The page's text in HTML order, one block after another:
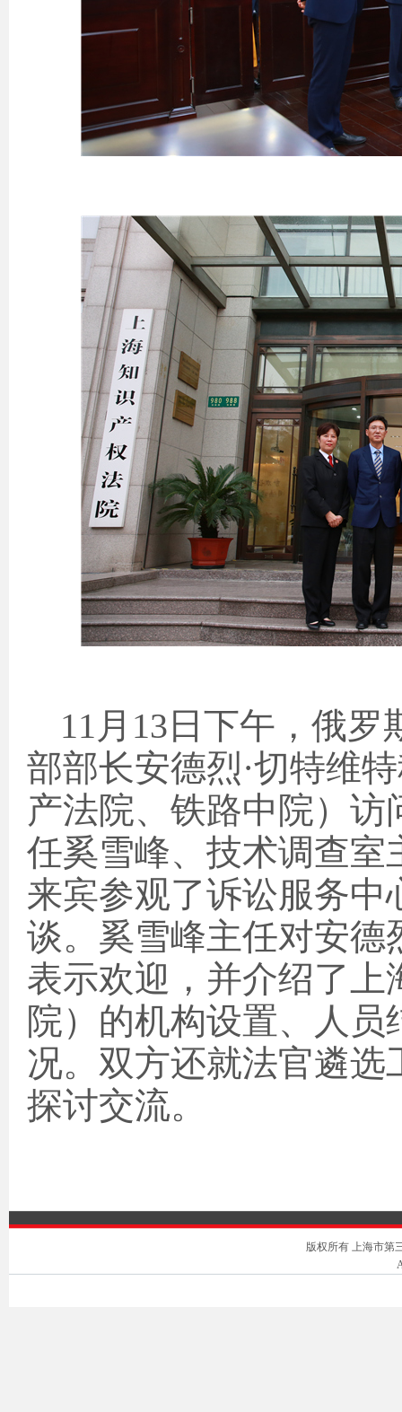
11月 13 日下午，俄罗
部部长安德烈·切特维
产法院、铁路中院）
任奚雪峰、技术调查室
来宾参观了诉讼服务
谈。奚雪峰主任对安德
表示欢迎，并介绍了
院）的机构设置、人
况。双方还就法官遴
探讨交流。
版权所有 上海市第